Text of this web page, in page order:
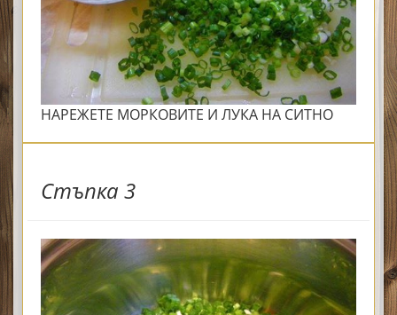
НАРЕЖЕТЕ МОРКОВИТЕ И ЛУКА НА СИТНО
Стъпка 3